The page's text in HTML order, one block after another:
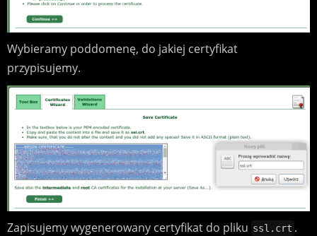
Wybieramy poddomenę, do jakiej certyfikat
przypisujemy.
Zapisujemy wygenerowany certyfikat do pliku ssl.crt .